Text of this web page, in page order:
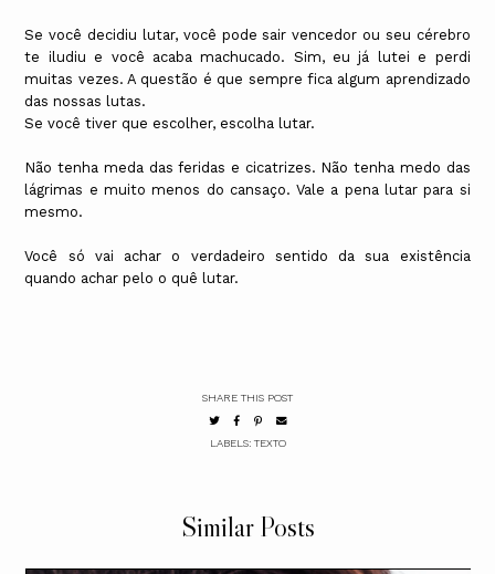
Se você decidiu lutar, você pode sair vencedor ou seu cérebro
te iludiu e você acaba machucado. Sim, eu já lutei e perdi
muitas vezes. A questão é que sempre fica algum aprendizado
das nossas lutas.
Se você tiver que escolher, escolha lutar.
Não tenha meda das feridas e cicatrizes. Não tenha medo das
lágrimas e muito menos do cansaço. Vale a pena lutar para si
mesmo.
Você só vai achar o verdadeiro sentido da sua existência
quando achar pelo o quê lutar.
SHARE THIS POST
LABELS: TEXTO
Similar Posts